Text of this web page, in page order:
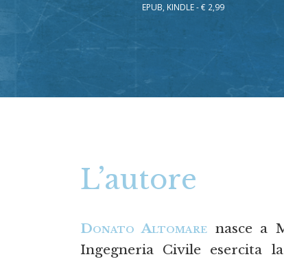
EPUB, KINDLE - € 2,99
L’autore
Donato Altomarenasce a
Ingegneria Civile esercita